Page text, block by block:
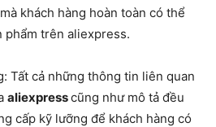
khách hàng hoàn toàn có thể
phẩm trên aliexpress.
Tất cả những thông tin liên quan
aliexpresscũng như mô tả đều
cấp kỹ lưỡng để khách hàng có